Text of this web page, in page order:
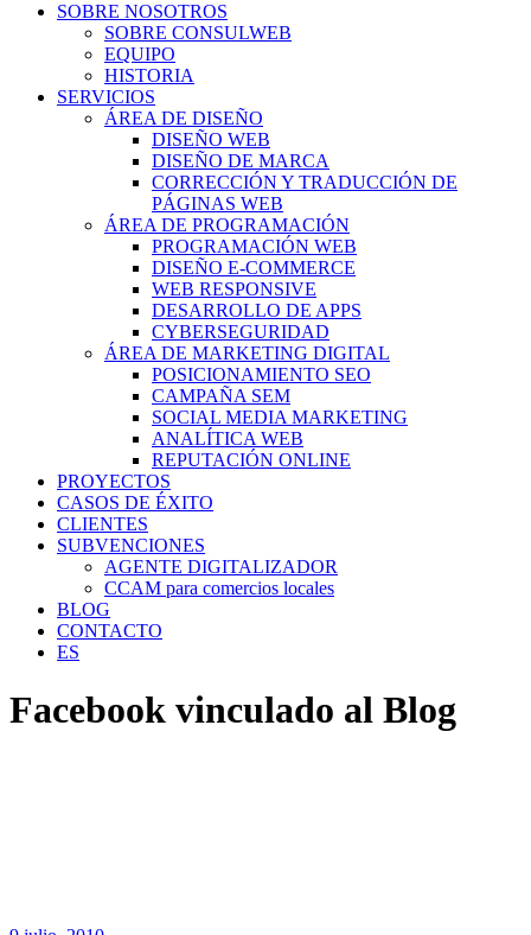
SOBRE NOSOTROS
SOBRE CONSULWEB
EQUIPO
HISTORIA
SERVICIOS
ÁREA DE DISEÑO
DISEÑO WEB
DISEÑO DE MARCA
CORRECCIÓN Y TRADUCCIÓN DE
PÁGINAS WEB
ÁREA DE PROGRAMACIÓN
PROGRAMACIÓN WEB
DISEÑO E-COMMERCE
WEB RESPONSIVE
DESARROLLO DE APPS
CYBERSEGURIDAD
ÁREA DE MARKETING DIGITAL
POSICIONAMIENTO SEO
CAMPAÑA SEM
SOCIAL MEDIA MARKETING
ANALÍTICA WEB
REPUTACIÓN ONLINE
PROYECTOS
CASOS DE ÉXITO
CLIENTES
SUBVENCIONES
AGENTE DIGITALIZADOR
CCAM para comercios locales
BLOG
CONTACTO
ES
Facebook vinculado al Blog